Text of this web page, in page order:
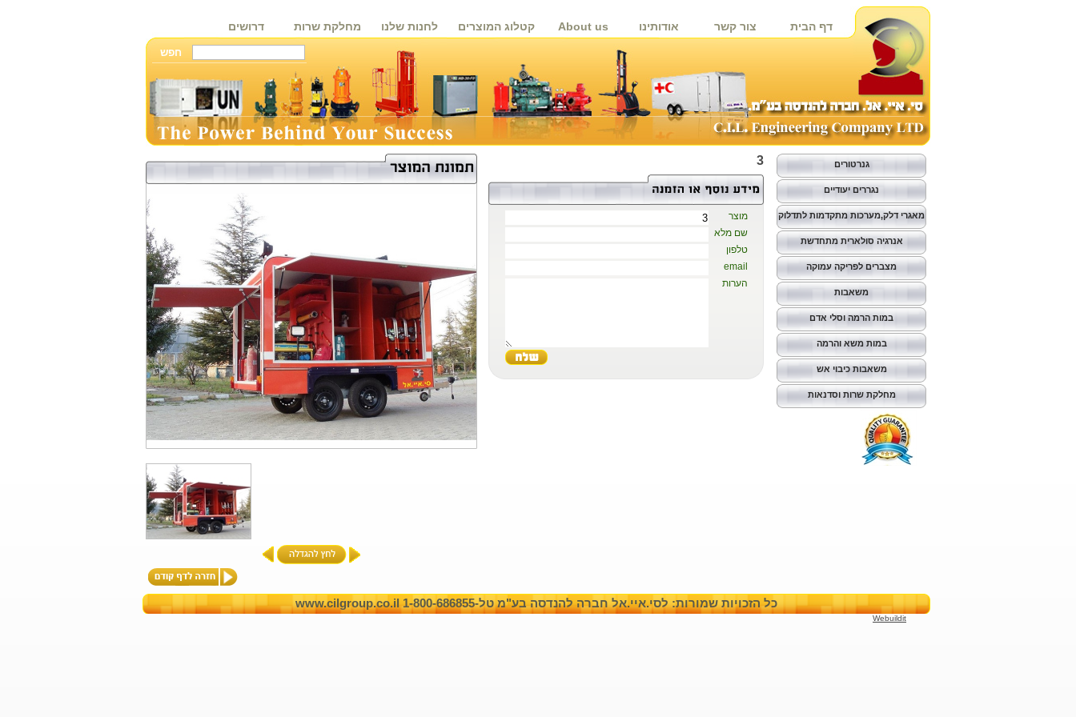
דף הבית צור קשר אודותינו About us קטלוג המוצרים לחנות שלנו מחלקת שרות דרושים
גנרטורים
נגררים יעודיים
מאגרי דלק,מערכות מתקדמות לתדלוק
אנרגיה סולארית מתחדשת
מצברים לפריקה עמוקה
משאבות
במות הרמה וסלי אדם
במות משא והרמה
משאבות כיבוי אש
מחלקת שרות וסדנאות
3
מוצר
שם מלא
טלפון
email
הערות
כל הזכויות שמורות: לסי.איי.אל חברה להנדסה בע"מ טל-1-800-686855 www.cilgroup.co.il
Webuildit